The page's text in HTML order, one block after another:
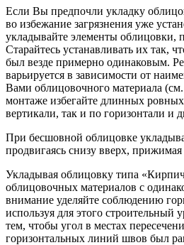
Если Вы предпочли укладку
во избежание загрязнения уже
укладывайте элементы облицовки,
Старайтесь устанавливать их так,
был везде примерно одинаковым.
варьируется в зависимости от
Вами облицовочного материала
монтаже избегайте длинных
вертикали, так и по горизонтали и
При бесшовной облицовке
продвигаясь снизу вверх,
Укладывая облицовку типа
облицовочных материалов с
внимание уделяйте соблюдению
используя для этого строительный
тем, чтобы угол в местах
горизонтальных линий швов был